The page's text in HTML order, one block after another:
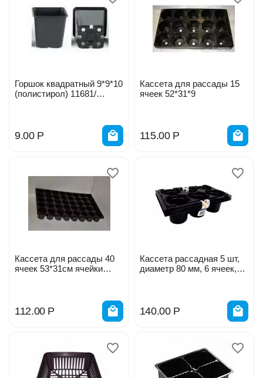
Горшок квадратный 9*9*10
(полистирол) 11681/
9.00 Р
Кассета для рассады 15
ячеек 52*31*9
115.00 Р
Кассета для рассады 40
ячеек 53*31см ячейки
112.00 Р
Кассета рассадная 5 шт,
диаметр 80 мм, 6 ячеек,
140.00 Р